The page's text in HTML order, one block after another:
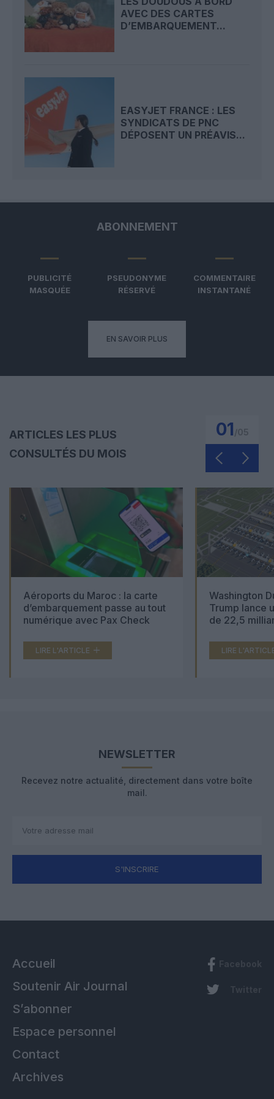
AVEC DES CARTES
D’EMBARQUEMENT...
EASYJET FRANCE : LES
SYNDICATS DE PNC
DÉPOSENT UN PRÉAVIS...
ABONNEMENT
PUBLICITÉ
MASQUÉE
PSEUDONYME
RÉSERVÉ
COMMENTAIRE
INSTANTANÉ
EN SAVOIR PLUS
ARTICLES LES PLUS
CONSULTÉS DU MOIS
01
Aéroports du Maroc : la carte
d’embarquement passe au tout
numérique avec Pax Check
LIRE L'ARTICLE
Washington
Trump lance
de 22,5
LIRE
NEWSLETTER
Recevez notre actualité, directement dans votre boîte
mail.
S'INSCRIRE
Accueil
Soutenir Air Journal
S’abonner
Espace personnel
Contact
Archives